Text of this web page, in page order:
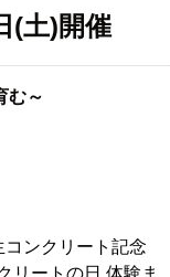
(土)開催
む～
ンクリート記念
リートの日 体験ま